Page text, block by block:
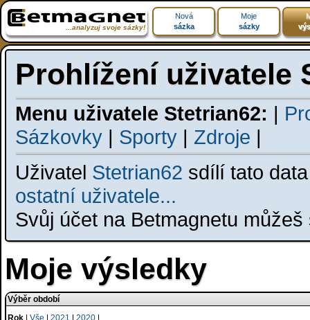
...analyzuj svoje sázky!
Nová
sázka
Moje
sázky
Prohlížení uživatele
Menu uživatele Stetrian62: |
Sázkovky | Sporty | Zdroje |
Uživatel Stetrian62 sdílí tato
ostatní uživatele...
Svůj účet na Betmagnetu
Moje výsledky
Výběr období
Rok
Vše 2021 2020